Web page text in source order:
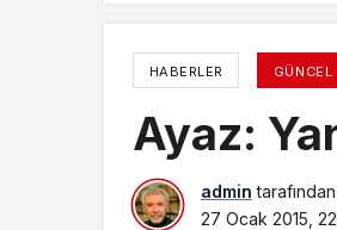
HABERLER GÜNCEL
Ayaz:
admin tarafından
27 Ocak 2015,